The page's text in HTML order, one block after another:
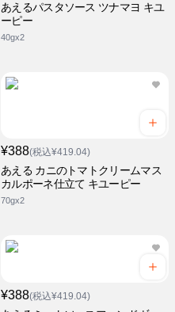
あえるパスタソース ツナマヨ キユ
ーピー
40gx2
¥388(税込¥419.04)
あえる カニのトマトクリームマス
カルポーネ仕立て キユーピー
70gx2
¥388(税込¥419.04)